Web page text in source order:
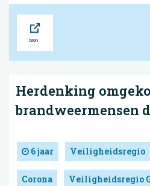
Herdenking
brandweermensen
6 jaar Veiligheidsregio
Corona Veiligheidsregio